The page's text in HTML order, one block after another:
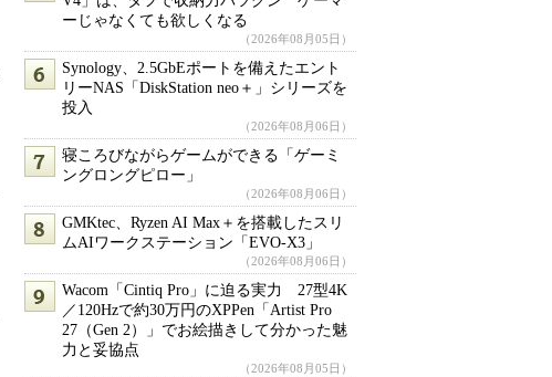
ーじゃなくても欲しくなる
（2026年08月05日）
Synology、2.5GbEポートを備えたエント
リーNAS「DiskStation neo＋」シリーズを
投入
（2026年08月06日）
寝ころびながらゲームができる「ゲーミ
ングロングピロー」
（2026年08月06日）
GMKtec、Ryzen AI Max＋を搭載したスリ
ムAIワークステーション「EVO-X3」
（2026年08月06日）
Wacom「Cintiq Pro」に迫る実力 27型4K
／120Hzで約30万円のXPPen「Artist Pro
27（Gen 2）」でお絵描きして分かった魅
力と妥協点
（2026年08月05日）